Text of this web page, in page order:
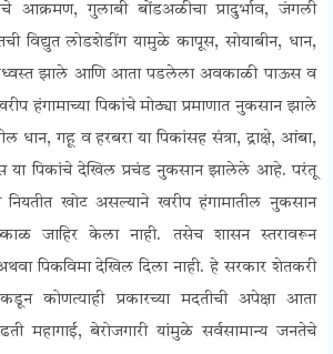
गुलाबी बोंडअळीचा प्रादुर्भाव, जंगली
विद्युत लोडशेडींग यामुळे कापूस, सोयाबीन, धान,
उध्वस्त झाले आणि आता पडलेला अवकाळी पाऊस व
हंगामाच्या पिकांचे मोठ्या प्रमाणात नुकसान झाले
धान, गहू व हरबरा या पिकांसह संत्रा, द्राक्षे, आंबा,
या पिकांचे देखिल प्रचंड नुकसान झालेले आहे. परंतू
नियतीत खोट असल्याने खरीप हंगामातील नुकसान
जाहिर केला नाही. तसेच शासन स्तरावरून
पिकविमा देखिल दिला नाही. हे सरकार शेतकरी
कोणत्याही प्रकारच्या मदतीची अपेक्षा आता
महागाई, बेरोजगारी यांमुळे सर्वसामान्य जनतेचे